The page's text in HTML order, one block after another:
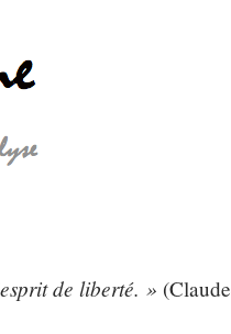
de liberté. » (Claude